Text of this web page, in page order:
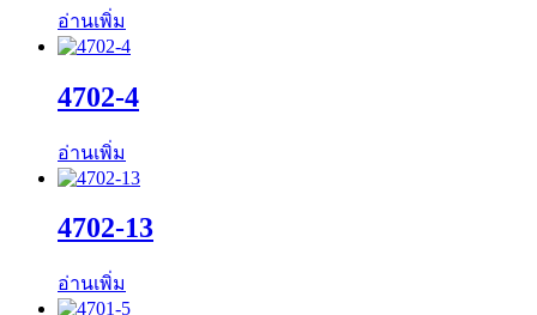
อ่านเพิ่ม
4702-4
อ่านเพิ่ม
4702-13
อ่านเพิ่ม